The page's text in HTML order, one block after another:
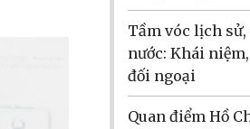
Tầm vóc lịch sử,
nước: Khái
đối ngoại
Quan điểm Hồ